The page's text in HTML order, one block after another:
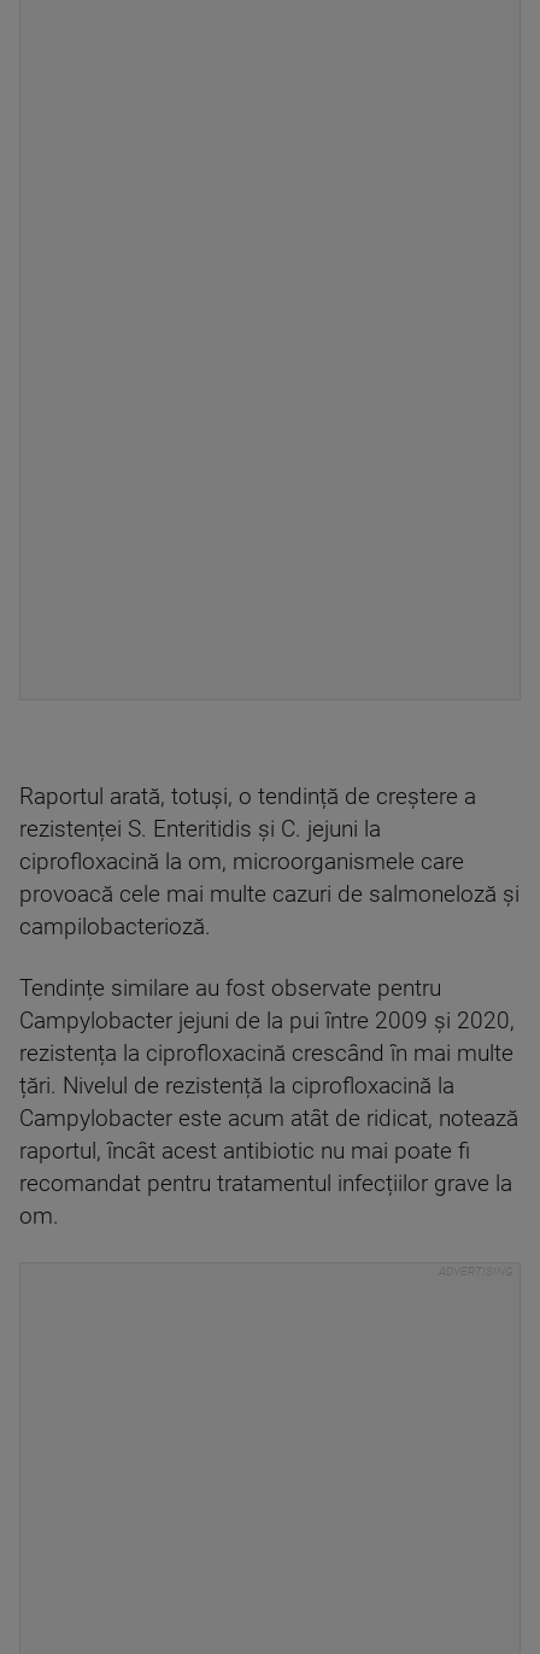
Raportul arată, totuși, o tendință de creștere a
rezistenței S. Enteritidis și C. jejuni la
ciprofloxacină la om, microorganismele care
provoacă cele mai multe cazuri de salmoneloză și
campilobacterioză.
Tendințe similare au fost observate pentru
Campylobacter jejuni de la pui între 2009 și 2020,
rezistența la ciprofloxacină crescând în mai multe
țări. Nivelul de rezistență la ciprofloxacină la
Campylobacter este acum atât de ridicat, notează
raportul, încât acest antibiotic nu mai poate fi
recomandat pentru tratamentul infecțiilor grave la
om.